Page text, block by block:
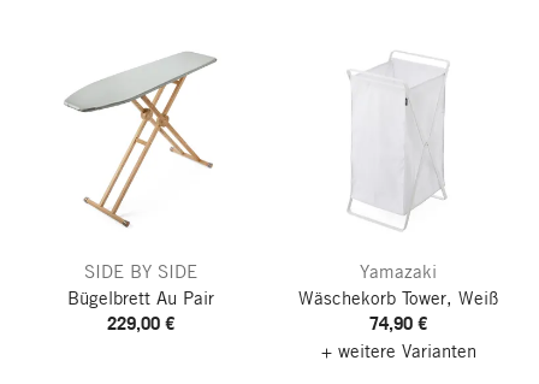
SIDE BY SIDE
Bügelbrett Au Pair
229,00 €
Yamazaki
Wäschekorb Tower, Weiß
74,90 €
+ weitere Varianten